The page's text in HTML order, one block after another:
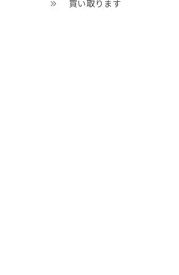
買い取ります